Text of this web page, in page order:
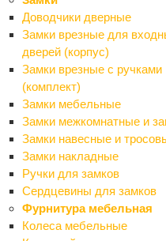
Доводчики дверные
Замки врезные для
дверей (корпус)
Замки врезные с ручками
(комплект)
Замки мебельные
Замки межкомнатные и
Замки навесные и
Замки накладные
Ручки для замков
Сердцевины для замков
Фурнитура мебельная
Колеса мебельные
Оснастка для дрелей и
Оснастка для
Оснастка для клеящего и
Оснастка для лобзиков и
Оснастка для мультитула
Оснастка для перфораторов
Оснастка для пил дисковых
Оснастка для пылесосов
Оснастка для фрезеров,
Оснастка для садовых
Пневмоинструмент
Щетки графит (коллекторные)
Электроды, маски